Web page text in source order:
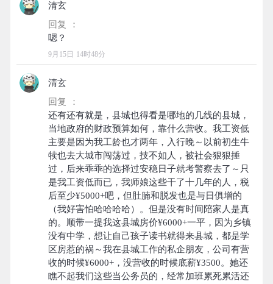
清玄
回复 ：
9月15日 14时48分
清玄
回复 ：
还有还有就是，县城也得看是哪地的几线的县城，
当地政府的财政预算如何，靠什么营收。我工资低
主要是因为我工龄也才两年，入行晚～以前初生牛
犊也去大城市闯荡过，技不如人，被社会狠狠捶
过，后来乖乖的选择过安稳日子就考警察去了～只
是我工资低而已，我师娘这些干了十几年的人，税
后至少¥5000+吧，但肚腩和脱发也是与日俱增的
（我好害怕哈哈哈哈）。但是没有时间陪家人是真
的。顺带一提我这县城房价¥6000+一平，因为乡镇
没有中学，想让自己孩子读书就得来县城，都是学
区房惹的祸～我在县城工作的私企朋友，公司有营
收的时候¥6000+，没营收的时候底薪¥3500。她还
瞧不起我们这些当公务员的，经常加班累死累活还